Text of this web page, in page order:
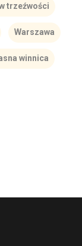
trzeźwości
Warszawa
winnica